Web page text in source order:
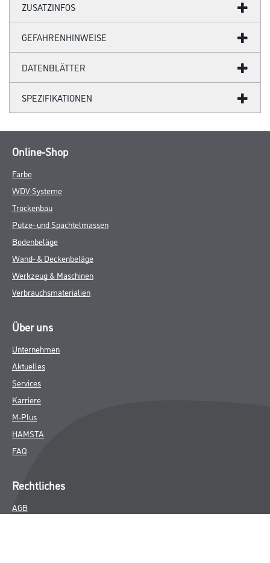
ZUSATZINFOS
GEFAHRENHINWEISE
DATENBLÄTTER
SPEZIFIKATIONEN
Online-Shop
Farbe
WDV-Systeme
Trockenbau
Putze- und Spachtelmassen
Bodenbeläge
Wand- & Deckenbeläge
Werkzeug & Maschinen
Verbrauchsmaterialien
Über uns
Unternehmen
Aktuelles
Services
Karriere
M-Plus
HAMSTA
FAQ
Rechtliches
AGB